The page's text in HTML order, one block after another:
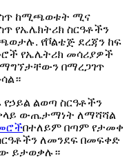
ከሚጫወቱት ሚና
የኤሌክትሪክ ስርዓቶችን
የቮልቴጅ ደረጃን ከፍ
የኤሌትሪክ መሳሪያዎች
ማግኘታቸውን በማረጋገጥ
ልወጣ ስርዓቶችን
ውጤታማነት ለማሻሻል
በተለይም በጣም የታመቀ
ለመንደፍ በመፍቀድ
ይታወቃሉ።